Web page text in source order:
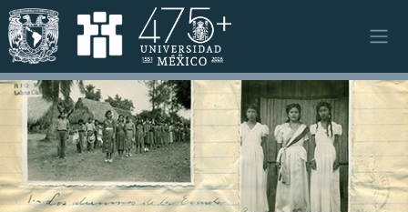
Pasar al contenido principal
Instituto
INSTITUTO
Objetivos y funciones
Misión y visión
Ejes estratégicos
Directorio y planta académica